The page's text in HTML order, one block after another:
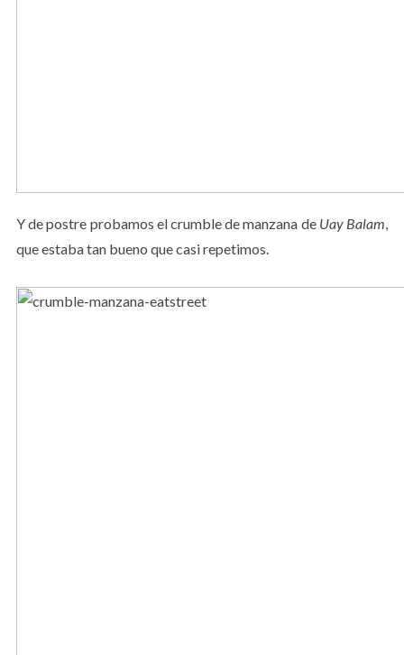
Y de postre probamos el crumble de manzana de Uay Balam,
que estaba tan bueno que casi repetimos.